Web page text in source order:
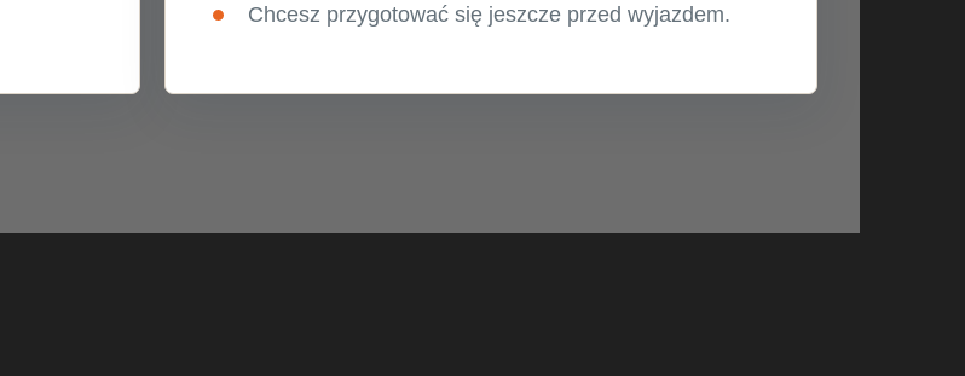
Chcesz przygotować się jeszcze przed wyjazdem.